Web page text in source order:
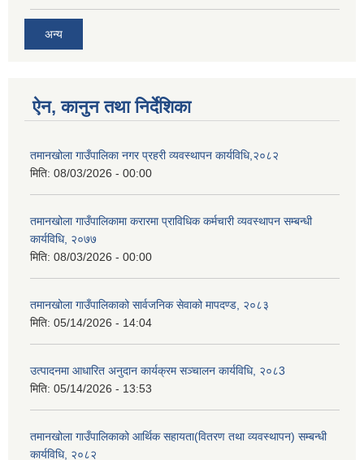
अन्य
ऐन, कानुन तथा निर्देशिका
तमानखोला गाउँपालिका नगर प्रहरी व्यवस्थापन कार्यविधि,२०८२
मिति: 08/03/2026 - 00:00
तमानखोला गाउँपालिकामा करारमा प्राविधिक कर्मचारी व्यवस्थापन सम्बन्धी
कार्यविधि, २०७७
मिति: 08/03/2026 - 00:00
तमानखोला गाउँपालिकाको सार्वजनिक सेवाको मापदण्ड, २०८३
मिति: 05/14/2026 - 14:04
उत्पादनमा आधारित अनुदान कार्यक्रम सञ्चालन कार्यविधि, २०८3
मिति: 05/14/2026 - 13:53
तमानखोला गाउँपालिकाको आर्थिक सहायता(वितरण तथा व्यवस्थापन) सम्बन्धी
कार्यविधि, २०८२